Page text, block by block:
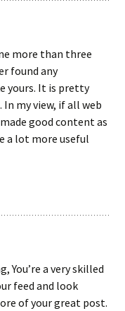
more than three
found any
yours. It is pretty
my view, if all web
good content as
a lot more useful
You’re a very skilled
feed and look
of your great post.